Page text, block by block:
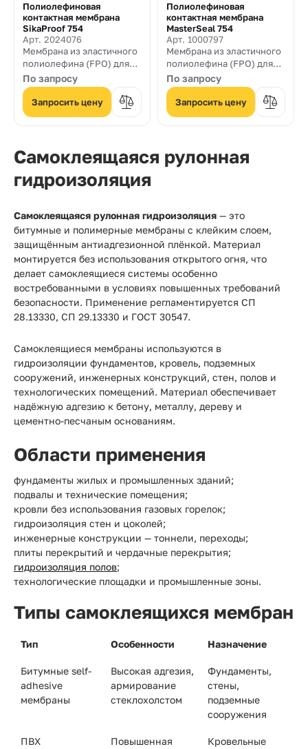
Полиолефиновая
контактная мембрана
SikaProof 754
Арт. 2024076
Мембрана из эластичного
полиолефина (FPO) для
бетонных конструкций
ниже уровня грунта
По запросу
Запросить цену
Полиолефиновая
контактная мембрана
MasterSeal 754
Арт. 1000797
Мембрана из эластичного
полиолефина (FPO) для
бетонных конструкций
ниже уровня грунта
По запросу
Запросить цену
Самоклеящаяся рулонная
гидроизоляция
Самоклеящаяся рулонная гидроизоляция — это
битумные и полимерные мембраны с клейким слоем,
защищённым антиадгезионной плёнкой. Материал
монтируется без использования открытого огня, что
делает самоклеящиеся системы особенно
востребованными в условиях повышенных требований
безопасности. Применение регламентируется СП
28.13330, СП 29.13330 и ГОСТ 30547.
Самоклеящиеся мембраны используются в
гидроизоляции фундаментов, кровель, подземных
сооружений, инженерных конструкций, стен, полов и
технологических помещений. Материал обеспечивает
надёжную адгезию к бетону, металлу, дереву и
цементно-песчаным основаниям.
Области применения
фундаменты жилых и промышленных зданий;
подвалы и технические помещения;
кровли без использования газовых горелок;
гидроизоляция стен и цоколей;
инженерные конструкции — тоннели, переходы;
плиты перекрытий и чердачные перекрытия;
гидроизоляция полов;
технологические площадки и промышленные зоны.
Типы самоклеящихся мембран
Тип Особенности Назначение
Битумные self-
adhesive
мембраны
Высокая адгезия,
армирование
стеклохолстом
Фундаменты,
стены,
подземные
сооружения
ПВХ
Повышенная
Кровельные